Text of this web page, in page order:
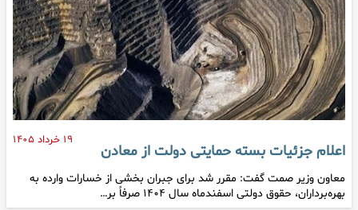
۱۹ خرداد ۱۴۰۵
اعلام جزئیات بسته حمایتی دولت از معادن
معاون وزیر صمت گفت: مقرر شد برای جبران بخشی از خسارات وارده به
بهره‌برداران، حقوق دولتی اسفندماه سال ۱۴۰۴ صرفاً بر…